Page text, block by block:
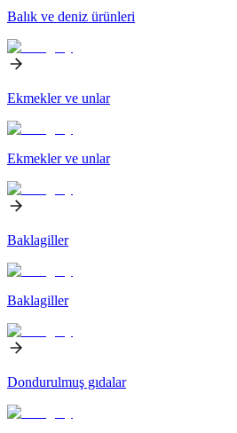
Balık ve deniz ürünleri
Ekmekler ve unlar
Ekmekler ve unlar
Baklagiller
Baklagiller
Dondurulmuş gıdalar